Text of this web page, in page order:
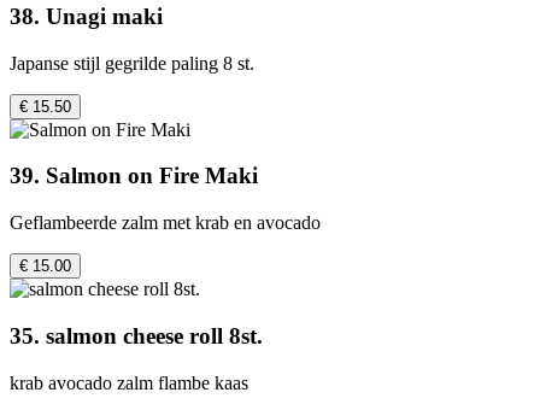
38. Unagi maki
Japanse stijl gegrilde paling 8 st.
€ 15.50
39. Salmon on Fire Maki
Geflambeerde zalm met krab en avocado
€ 15.00
35. salmon cheese roll 8st.
krab avocado zalm flambe kaas